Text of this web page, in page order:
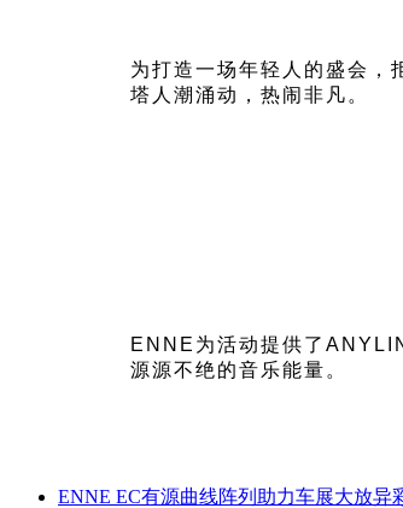
为打造一场年轻人的盛会，
塔人潮涌动，热闹非凡。
ENNE为活动提供了
源源不绝的音乐能量。
ENNE EC有源曲线阵列助力车展大放异